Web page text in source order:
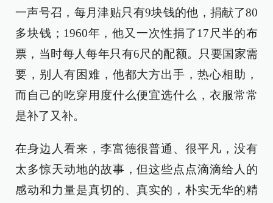
一声号召，每月津贴只有9块钱的他，捐献了80
多块钱；1960年，他又一次性捐了17尺半的布
票，当时每人每年只有6尺的配额。只要国家需
要，别人有困难，他都大方出手，热心相助，
而自己的吃穿用度什么便宜选什么，衣服常常
是补了又补。
在身边人看来，李富德很普通、很平凡，没有
太多惊天动地的故事，但这些点点滴滴给人的
感动和力量是真切的、真实的，朴实无华的精